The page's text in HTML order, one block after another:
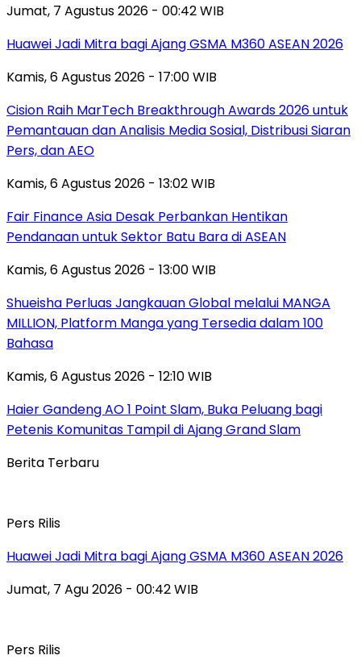
Jumat, 7 Agustus 2026 - 00:42 WIB
Huawei Jadi Mitra bagi Ajang GSMA M360 ASEAN 2026
Kamis, 6 Agustus 2026 - 17:00 WIB
Cision Raih MarTech Breakthrough Awards 2026 untuk
Pemantauan dan Analisis Media Sosial, Distribusi Siaran
Pers, dan AEO
Kamis, 6 Agustus 2026 - 13:02 WIB
Fair Finance Asia Desak Perbankan Hentikan
Pendanaan untuk Sektor Batu Bara di ASEAN
Kamis, 6 Agustus 2026 - 13:00 WIB
Shueisha Perluas Jangkauan Global melalui MANGA
MILLION, Platform Manga yang Tersedia dalam 100
Bahasa
Kamis, 6 Agustus 2026 - 12:10 WIB
Haier Gandeng AO 1 Point Slam, Buka Peluang bagi
Petenis Komunitas Tampil di Ajang Grand Slam
Berita Terbaru
Pers Rilis
Huawei Jadi Mitra bagi Ajang GSMA M360 ASEAN 2026
Jumat, 7 Agu 2026 - 00:42 WIB
Pers Rilis